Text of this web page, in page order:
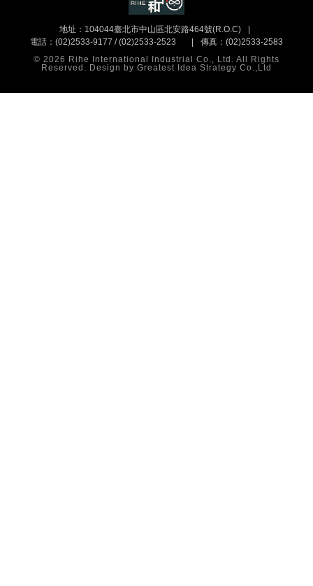
地址：104044臺北市中山區北安路464號(R.O.C)
電話：(02)2533-9177 / (02)2533-2523
傳真：(02)2533-2583
© 2026 Rihe International Industrial Co., Ltd. All Rights
Reserved. Design by Greatest Idea Strategy Co.,Ltd